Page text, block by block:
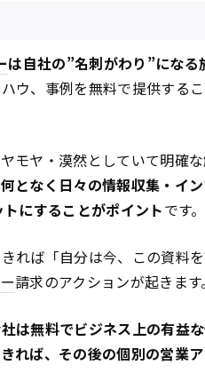
は自社の”名刺がわり”になる
ウ、事例を無料で提供する
モヤ・漠然としていて明確
何となく日々の情報収集・イ
にすることがポイントです。
れば「自分は今、この資料
請求のアクションが起きます。
は無料でビジネス上の有益
れば、その後の個別の営業